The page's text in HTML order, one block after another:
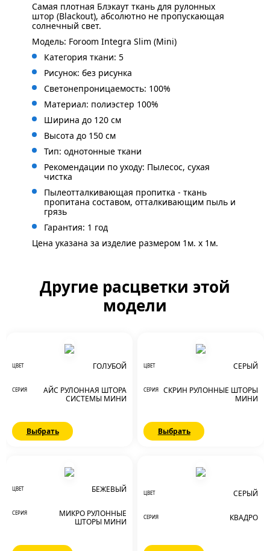
Самая плотная Блэкаут ткань для рулонных
штор (Blackout), абсолютно не пропускающая
солнечный свет.
Модель: Foroom Integra Slim (Mini)
Категория ткани: 5
Рисунок: без рисунка
Светонепроницаемость: 100%
Материал: полиэстер 100%
Ширина до 120 см
Высота до 150 см
Тип: однотонные ткани
Рекомендации по уходу: Пылесос, сухая
чистка
Пылеотталкивающая пропитка - ткань
пропитана составом, отталкивающим пыль и
грязь
Гарантия: 1 год
Цена указана за изделие размером 1м. x 1м.
Другие расцветки этой
модели
ЦВЕТ ГОЛУБОЙ
СЕРИЯ
АЙС РУЛОННАЯ ШТОРА
СИСТЕМЫ МИНИ
Выбрать
ЦВЕТ СЕРЫЙ
СЕРИЯ
СКРИН РУЛОННЫЕ ШТОРЫ
МИНИ
Выбрать
ЦВЕТ БЕЖЕВЫЙ
СЕРИЯ
МИКРО РУЛОННЫЕ
ШТОРЫ МИНИ
ЦВЕТ СЕРЫЙ
СЕРИЯ КВАДРО